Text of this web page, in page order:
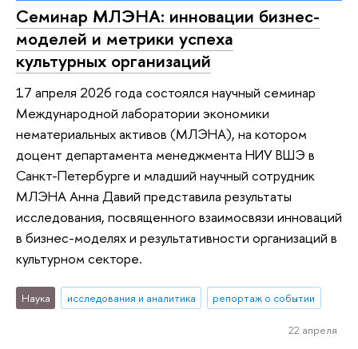
Семинар МЛЭНА: инновации бизнес-
моделей и метрики успеха
культурных организаций
17 апреля 2026 года состоялся научный семинар
Международной лаборатории экономики
нематериальных активов (МЛЭНА), на котором
доцент департамента менеджмента НИУ ВШЭ в
Санкт-Петербурге и младший научный сотрудник
МЛЭНА Анна Давий представила результаты
исследования, посвященного взаимосвязи инноваций
в бизнес-моделях и результативности организаций в
культурном секторе.
Наука исследования и аналитика репортаж о событии
22 апреля